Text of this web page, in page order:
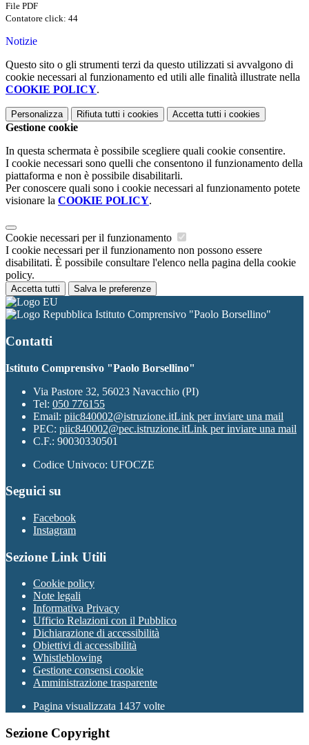
File PDF
Contatore click: 44
Notizie
Questo sito o gli strumenti terzi da questo utilizzati si avvalgono di
cookie necessari al funzionamento ed utili alle finalità illustrate nella
COOKIE POLICY.
Personalizza Rifiuta tutti i cookies Accetta tutti i cookies
Gestione cookie
In questa schermata è possibile scegliere quali cookie consentire.
I cookie necessari sono quelli che consentono il funzionamento della
piattaforma e non è possibile disabilitarli.
Per conoscere quali sono i cookie necessari al funzionamento potete
visionare la COOKIE POLICY.
Cookie necessari per il funzionamento
I cookie necessari per il funzionamento non possono essere
disabilitati. È possibile consultare l'elenco nella pagina della cookie
policy.
Accetta tutti Salva le preferenze
Istituto Comprensivo "Paolo Borsellino"
Contatti
Istituto Comprensivo "Paolo Borsellino"
Via Pastore 32, 56023 Navacchio (PI)
Tel: 050 776155
Email: piic840002@istruzione.itLink per inviare una mail
PEC: piic840002@pec.istruzione.itLink per inviare una mail
C.F.: 90030330501
Codice Univoco: UFOCZE
Seguici su
Facebook
Instagram
Sezione Link Utili
Cookie policy
Note legali
Informativa Privacy
Ufficio Relazioni con il Pubblico
Dichiarazione di accessibilità
Obiettivi di accessibilità
Whistleblowing
Gestione consensi cookie
Amministrazione trasparente
Pagina visualizzata 1437 volte
Sezione Copyright